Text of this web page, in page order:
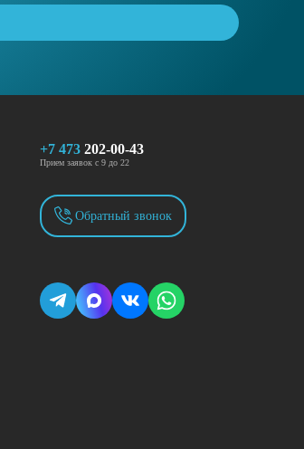
+7 473 202-00-43
Прием заявок с 9 до 22
Обратный звонок